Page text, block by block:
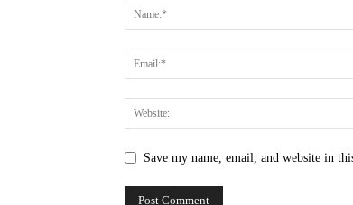
Save my name, email, and website in